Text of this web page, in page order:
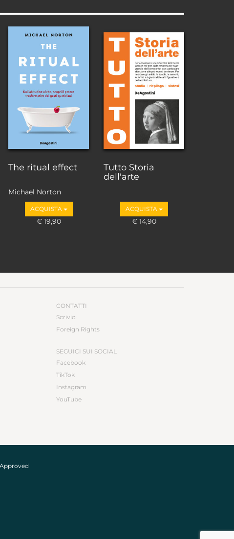
The ritual effect
Michael Norton
ACQUISTA
€ 19,90
Tutto Storia
dell'arte
ACQUISTA
€ 14,90
CONTATTI
Scrivici
Foreign Rights
SEGUICI SUI SOCIAL
Facebook
TikTok
Instagram
YouTube